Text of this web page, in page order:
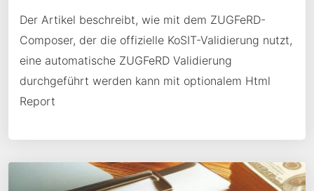
Der Artikel beschreibt, wie mit dem ZUGFeRD-
Composer, der die offizielle KoSIT-Validierung nutzt,
eine automatische ZUGFeRD Validierung
durchgeführt werden kann mit optionalem Html
Report